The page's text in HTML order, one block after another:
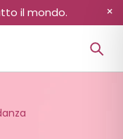
il mondo.